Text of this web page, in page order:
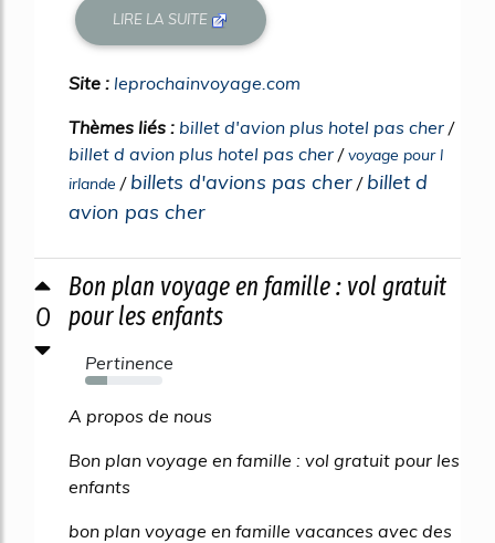
LIRE LA SUITE
Site : leprochainvoyage.com
Thèmes liés : billet d'avion plus hotel pas cher /
billet d avion plus hotel pas cher /voyage pour l
irlande / billets d'avions pas cher / billet d
avion pas cher
0
Bon plan voyage en famille : vol gratuit
pour les enfants
Pertinence
29%
A propos de nous
Bon plan voyage en famille : vol gratuit pour les
enfants
bon plan voyage en famille vacances avec des